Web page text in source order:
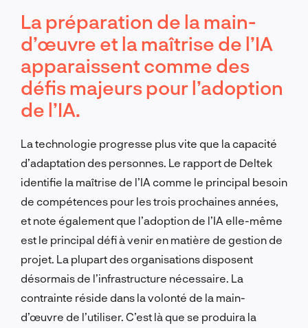
La préparation de la main-
d’œuvre et la maîtrise de l’IA
apparaissent comme des
défis majeurs pour l’adoption
de l’IA.
La technologie progresse plus vite que la capacité
d’adaptation des personnes. Le rapport de Deltek
identifie la maîtrise de l’IA comme le principal besoin
de compétences pour les trois prochaines années,
et note également que l’adoption de l’IA elle-même
est le principal défi à venir en matière de gestion de
projet. La plupart des organisations disposent
désormais de l’infrastructure nécessaire. La
contrainte réside dans la volonté de la main-
d’œuvre de l’utiliser. C’est là que se produira la